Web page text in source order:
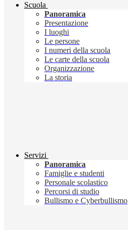
Scuola
Panoramica
Presentazione
I luoghi
Le persone
I numeri della scuola
Le carte della scuola
Organizzazione
La storia
Servizi
Panoramica
Famiglie e studenti
Personale scolastico
Percorsi di studio
Bullismo e Cyberbullismo